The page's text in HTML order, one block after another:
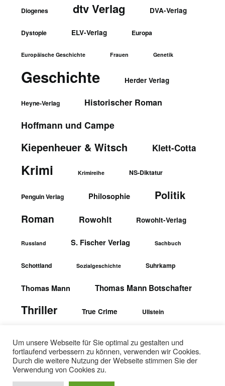
Diogenes dtv Verlag DVA-Verlag
Dystopie ELV-Verlag Europa
Europäische Geschichte Frauen Genetik
Geschichte Herder Verlag
Heyne-Verlag Historischer Roman
Hoffmann und Campe
Kiepenheuer & Witsch Klett-Cotta
Krimi Krimireihe NS-Diktatur
Penguin Verlag Philosophie Politik
Roman Rowohlt Rowohlt-Verlag
Russland S. Fischer Verlag Sachbuch
Schottland Sozialgeschichte Suhrkamp
Thomas Mann Thomas Mann Botschafter
Thriller True Crime Ullstein
Um unsere Webseite für Sie optimal zu gestalten und
fortlaufend verbessern zu können, verwenden wir Cookies.
Durch die weitere Nutzung der Webseite stimmen Sie der
Verwendung von Cookies zu.